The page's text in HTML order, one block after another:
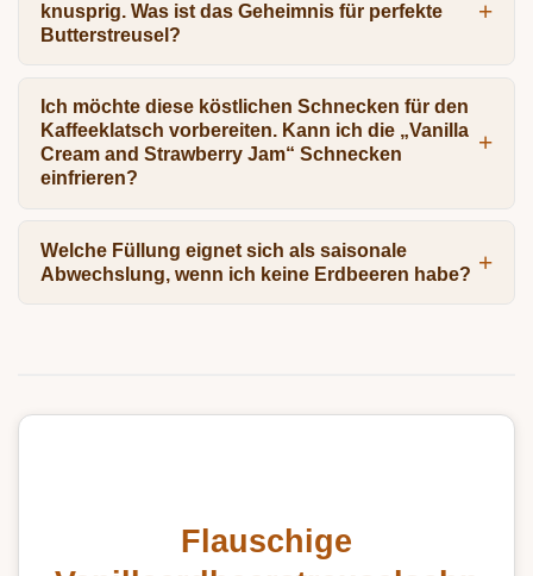
knusprig. Was ist das Geheimnis für perfekte
Butterstreusel?
Ich möchte diese köstlichen Schnecken für den
Kaffeeklatsch vorbereiten. Kann ich die „Vanilla
Cream and Strawberry Jam“ Schnecken
einfrieren?
Welche Füllung eignet sich als saisonale
Abwechslung, wenn ich keine Erdbeeren habe?
Flauschige